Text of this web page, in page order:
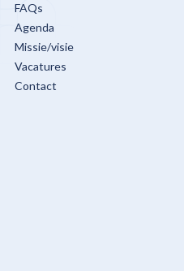
FAQs
Agenda
Missie/visie
Vacatures
Contact